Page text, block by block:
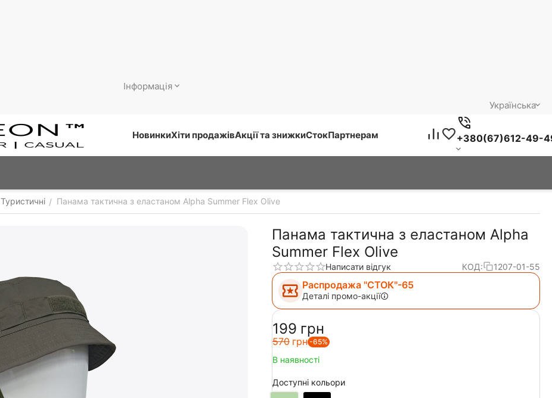
Інформація
Українська
НовинкиХіти продажівАкції та знижкиСтокПартнерам +380(67)612-49-
Туристичні / Панама тактична з еластаном Alpha Summer Flex Olive
Панама тактична з еластаном Alpha
Summer Flex Olive
Написати відгук КОД: 1207-01-55
Распродажа "СТОК"-65
Деталі промо-акції
‍199‍ грн
‍570‍ грн -65%
В наявності
Доступні кольори